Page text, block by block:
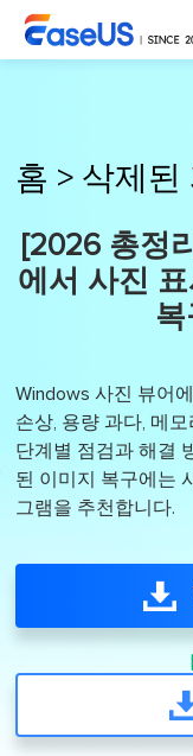
홈 > 삭제된
[2026 총정
에서 사진
복
Windows 사진 뷰어
손상, 용량 과다, 메
단계별 점검과 해결
된 이미지 복구에는
그램을 추천합니다.